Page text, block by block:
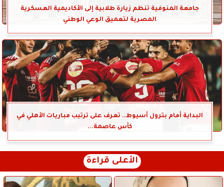
جامعة المنوفية تنظم زيارة طلابية إلى الأكاديمية العسكرية
المصرية لتعميق الوعي الوطني
البداية أمام بترول أسيوط.. تعرف على ترتيب مباريات الأهلي في
كأس عاصمة...
الأعلى قراءة